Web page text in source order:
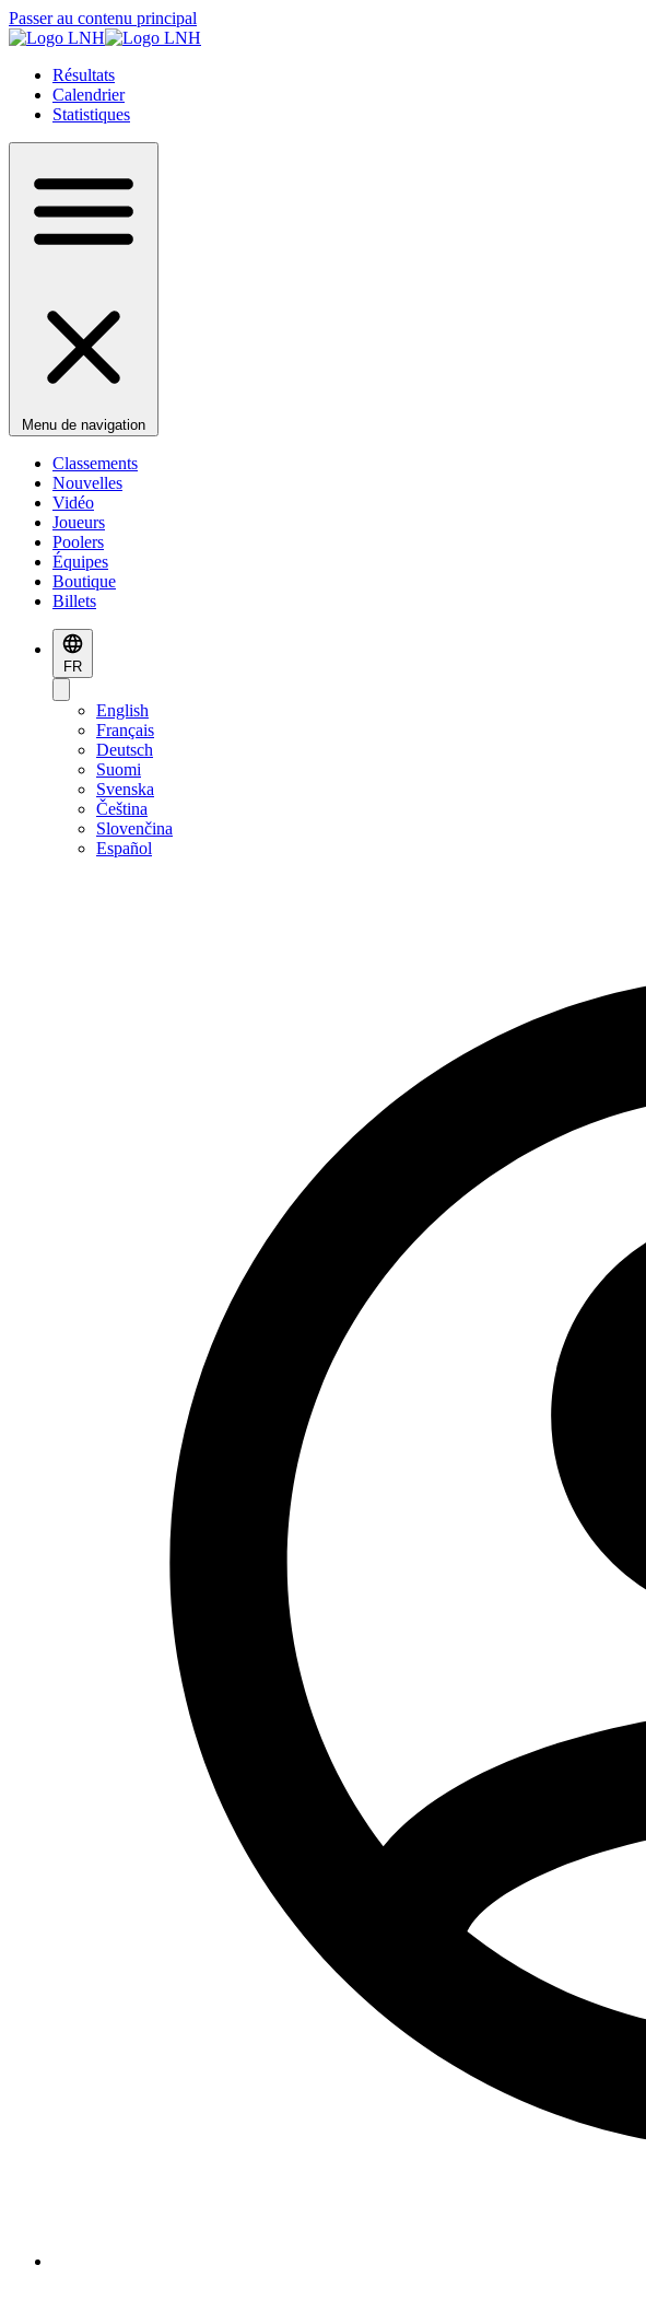
Passer au contenu principal
Résultats
Calendrier
Statistiques
Menu de navigation
Classements
Nouvelles
Vidéo
Joueurs
Poolers
Équipes
Boutique
Billets
FR
English
Français
Deutsch
Suomi
Svenska
Čeština
Slovenčina
Español